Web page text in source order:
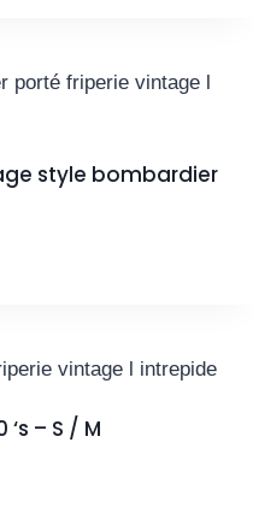
style bombardier
– S / M